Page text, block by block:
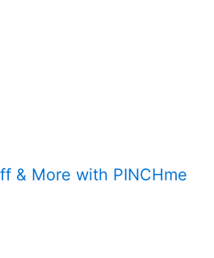
& More with PINCHme